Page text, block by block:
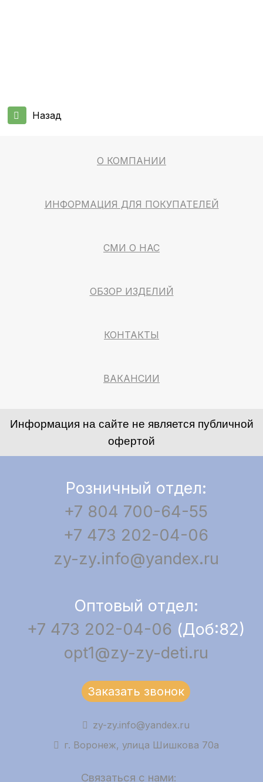
Назад
О КОМПАНИИ
ИНФОРМАЦИЯ ДЛЯ ПОКУПАТЕЛЕЙ
СМИ О НАС
ОБЗОР ИЗДЕЛИЙ
КОНТАКТЫ
ВАКАНСИИ
Информация на сайте не является публичной
офертой
Розничный отдел:
+7 804 700-64-55
+7 473 202-04-06
zy-zy.info@yandex.ru
Оптовый отдел:
+7 473 202-04-06 (Доб:82)
opt1@zy-zy-deti.ru
Заказать звонок
zy-zy.info@yandex.ru
г. Воронеж, улица Шишкова 70а
Связаться с нами: